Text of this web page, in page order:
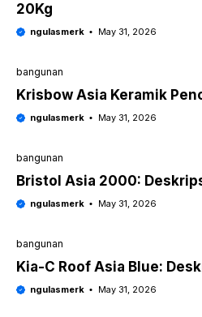
20Kg
ngulasmerk May 31, 2026
bangunan
Krisbow Asia Keramik
ngulasmerk May 31, 2026
bangunan
Bristol Asia 2000:
ngulasmerk May 31, 2026
bangunan
Kia-C Roof Asia Blue:
ngulasmerk May 31, 2026